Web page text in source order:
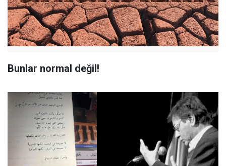
Bunlar normal değil!